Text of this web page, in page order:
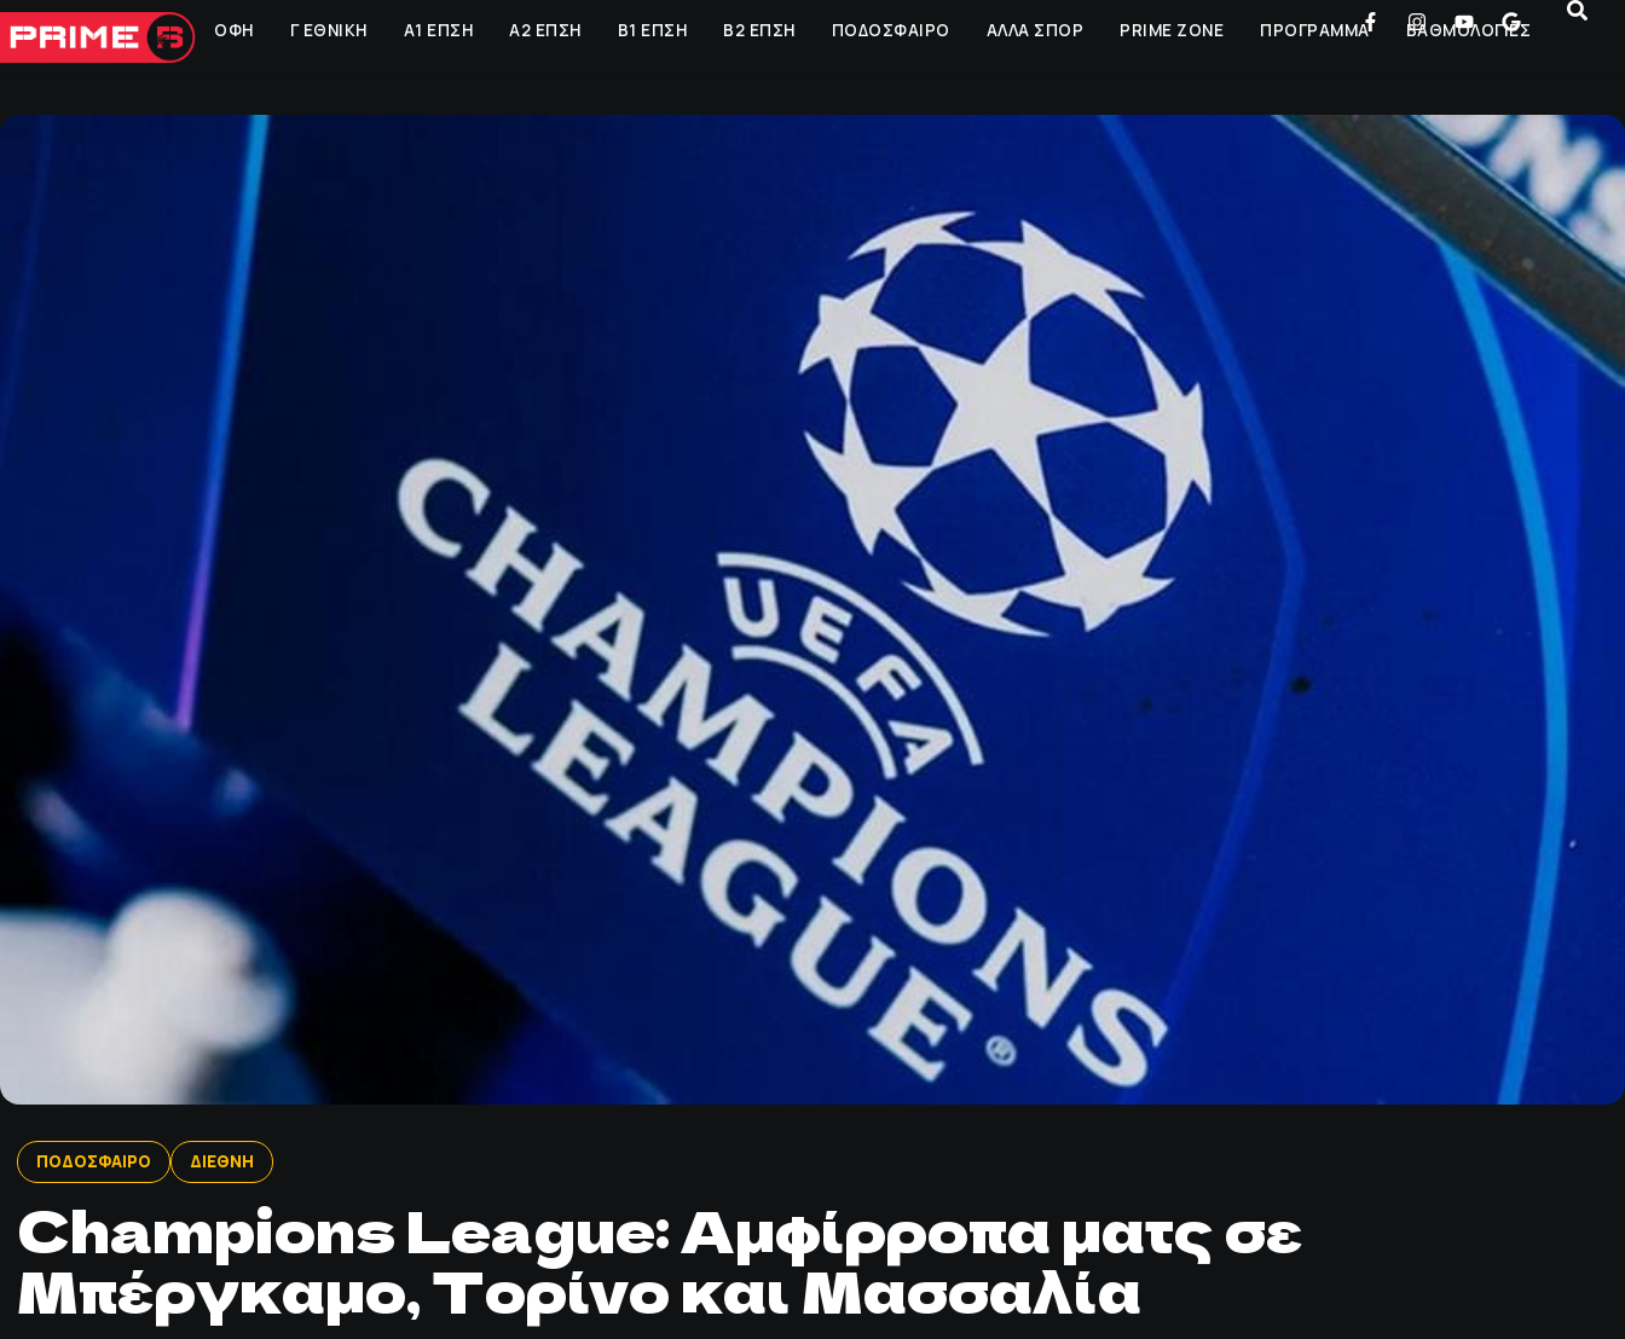
ΟΦΗ Γ ΕΘΝΙΚΗ Α1 ΕΠΣΗ Α2 ΕΠΣΗ Β1 ΕΠΣΗ Β2 ΕΠΣΗ ΠΟΔΟΣΦΑΙΡΟ ΑΛΛΑ ΣΠΟΡ PRIME ZONE ΠΡΟΓΡΑΜΜΑ ΒΑΘΜΟΛΟΓΙΕΣ
ΠΟΔΟΣΦΑΙΡΟ ΔΙΕΘΝΗ
Champions League: Αμφίρροπα ματς σε
Μπέργκαμο, Τορίνο και Μασσαλία